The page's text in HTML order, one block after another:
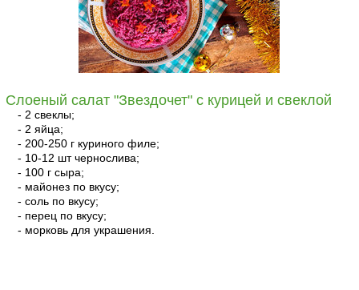
Слоеный салат "Звездочет" с курицей и свеклой
- 2 свеклы;
- 2 яйца;
- 200-250 г куриного филе;
- 10-12 шт чернослива;
- 100 г сыра;
- майонез по вкусу;
- соль по вкусу;
- перец по вкусу;
- морковь для украшения.